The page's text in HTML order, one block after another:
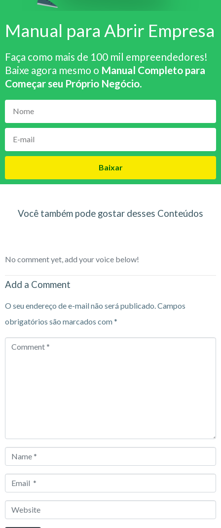
Manual para Abrir Empresa
Faça como mais de 100 mil empreendedores!
Baixe agora mesmo o Manual Completo para
Começar seu Próprio Negócio.
Baixar
Você também pode gostar desses Conteúdos
No comment yet, add your voice below!
Add a Comment
O seu endereço de e-mail não será publicado.Campos
obrigatórios são marcados com*
Comment
Name
Email
Website